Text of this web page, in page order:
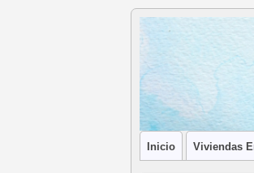
Blog de
Afilia
LA ASOCIACIÓN
Inicio Viviendas